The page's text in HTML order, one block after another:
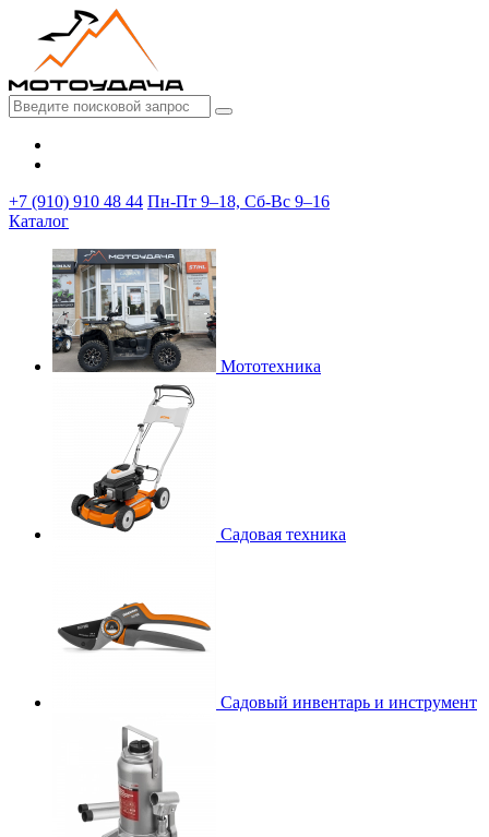
+7 (910) 910 48 44 Пн-Пт 9–18, Сб-Вс 9–16
Каталог
Мототехника
Садовая техника
Садовый инвентарь и инструмент